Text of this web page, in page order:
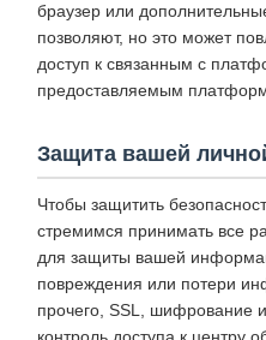
браузер или
позволяют, но это может
доступ к связанным с
предоставляемым
Защита вашей
Чтобы защитить
стремимся принимать все
для защиты вашей
повреждения или потери
прочего, SSL, шифрование